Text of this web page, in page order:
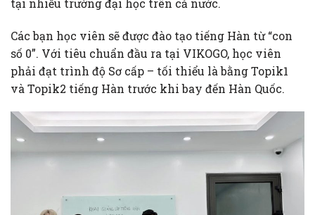
tại nhiều trường đại học trên cả nước.
Các bạn học viên sẽ được đào tạo tiếng Hàn từ “con
số 0”. Với tiêu chuẩn đầu ra tại VIKOGO, học viên
phải đạt trình độ Sơ cấp – tối thiểu là bằng Topik1
và Topik2 tiếng Hàn trước khi bay đến Hàn Quốc.